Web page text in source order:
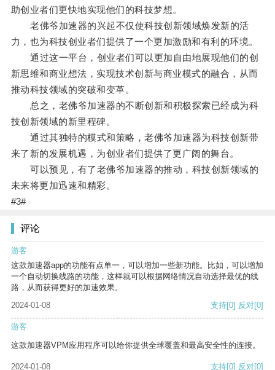
助创业者们更快地实现他们的科技梦想。
老佛爷加速器的兴起不仅使科技创新领域焕发新的活
力，也为科技创业者们提供了一个更加激励和有利的环境。
通过这一平台，创业者们可以更加自由地展现他们的创
新思维和商业想法，实现技术创新与商业模式的融合，从而
推动科技领域的突破和变革。
总之，老佛爷加速器的不断创新和积极探索已经成为科
技创新领域的新里程碑。
通过其独特的模式和策略，老佛爷加速器为科技创新带
来了新的发展机遇，为创业者们提供了更广阔的舞台。
可以预见，有了老佛爷加速器的推动，科技创新领域的
未来将更加迅速和精彩。
#3#
评论
游客
这款加速器app的功能有点单一，可以增加一些新功能。比如，可以增加
一个自动切换线路的功能，这样就可以根据网络情况自动选择最优的线
路，从而获得更好的加速效果。
2024-01-08
支持[0] 反对[0]
游客
这款加速器VPM应用程序可以给你提供全球覆盖和最高安全性的连接。
2024-01-08 支持[0] 反对[0]